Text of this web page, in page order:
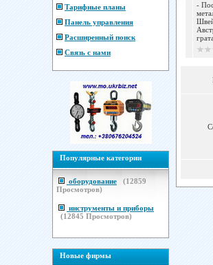
Тарифные планы
Панель управления
Расширенный поиск
Связь с нами
Популярные категории
оборудование (12859
Просмотров)
инструменты и приборы
(12845 Просмотров)
Новые фирмы
-